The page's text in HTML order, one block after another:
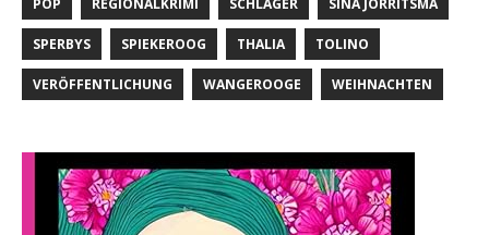
SPERBYS SPIEKEROOG THALIA TOLINO
VERÖFFENTLICHUNG WANGEROOGE WEIHNACHTEN